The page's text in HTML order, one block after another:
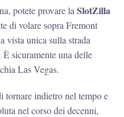
potete provare la SlotZilla
di volare sopra Fremont
vista unica sulla strada
sicuramente una delle
Las Vegas.
tornare indietro nel tempo e
nel corso dei decenni,